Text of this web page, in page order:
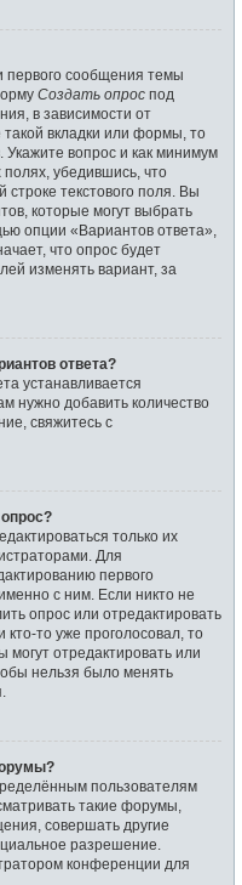
первого сообщения темы
Создать опрос под
в зависимости от
такой вкладки или формы, то
вопрос и как минимум
полях, убедившись, что
текстового поля. Вы
которые могут выбрать
опции «Вариантов ответа»,
что опрос будет
изменять вариант, за
ответа?
устанавливается
нужно добавить количество
свяжитесь с
только их
Для
первого
с ним. Если никто не
опрос или отредактировать
то уже проголосовал, то
отредактировать или
нельзя было менять
пользователям
такие форумы,
совершать другие
разрешение.
конференции для